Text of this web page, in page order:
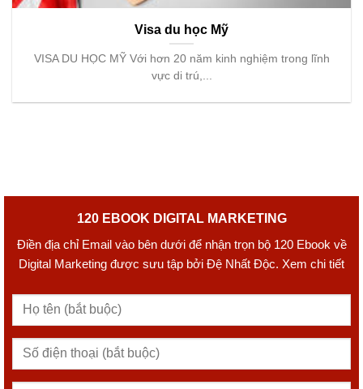
Visa du học Mỹ
VISA DU HỌC MỸ Với hơn 20 năm kinh nghiệm trong lĩnh
vực di trú,...
120 EBOOK DIGITAL MARKETING
Điền địa chỉ Email vào bên dưới để nhận trọn bộ 120 Ebook về
Digital Marketing được sưu tập bởi Đệ Nhất Độc. Xem chi tiết